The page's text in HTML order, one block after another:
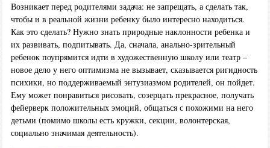
Возникает перед родителями задача: не запрещать, а сделать так,
чтобы и в реальной жизни ребенку было интересно находиться.
Как это сделать? Нужно знать природные наклонности ребенка и
их развивать, подпитывать. Да, сначала, анально-зрительный
ребенок поупрямится идти в художественную школу или театр –
новое дело у него оптимизма не вызывает, сказывается ригидность
психики, но поддерживаемый энтузиазмом родителей, он пойдет.
Ему может понравиться рисовать, созерцать прекрасное, получать
фейерверк положительных эмоций, общаться с похожими на него
детьми (помимо школы есть кружки, секции, волонтерская,
социально значимая деятельность).